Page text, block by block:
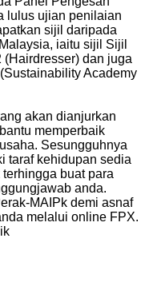
lulus ujian penilaian
sijil daripada
iaitu sijil Sijil
(Hairdresser) dan juga
Academy
akan dianjurkan
memperbaik
Sesungguhnya
taraf kehidupan sedia
buat para
anda.
MAIPk demi asnaf
melalui online FPX.